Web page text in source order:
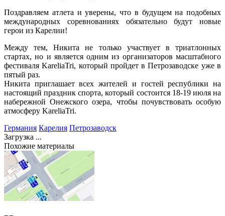
Поздравляем атлета и уверены, что в будущем на подобных
международных соревнованиях обязательно будут новые
герои из Карелии!
Между тем, Никита не только участвует в триатлонных
стартах, но и является одним из организаторов масштабного
фестиваля KareliaTri, который пройдет в Петрозаводске уже в
пятый раз.
Никита приглашает всех жителей и гостей республики на
настоящий праздник спорта, который состоится 18-19 июля на
набережной Онежского озера, чтобы почувствовать особую
атмосферу KareliaTri.
Германия Карелия Петрозаводск
Загрузка ...
Похожие материалы